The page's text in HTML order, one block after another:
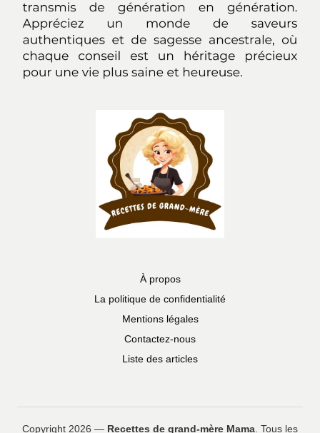
À propos
La politique de confidentialité
Mentions légales
Contactez-nous
Liste des articles
Copyright 2026 — Recettes de grand-mère Mama. Tous les